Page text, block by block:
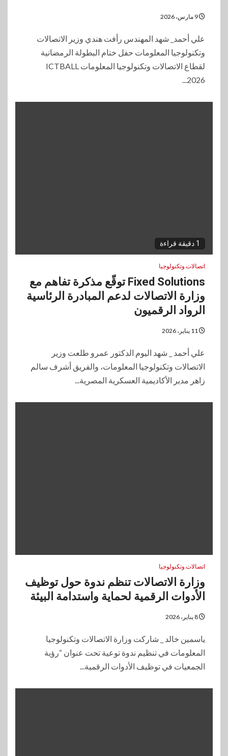
علي أحمد_ شهد المهندس رأفت هندي وزير الاتصالات
وتكنولوجيا المعلومات حفل ختام البطولة الرمضانية
لقطاع الاتصالات وتكنولوجيا المعلومات ICTBALL
2026...
1 دقيقة قراءة
اتصالات وتكنولوجيا
Fixed Solutions توقّع مذكرة تفاهم مع
وزارة الاتصالات لدعم المبادرة الرئاسية
الرواد الرقميون
علي أحمد _ شهد اليوم الدكتور عمرو طلعت وزير
الاتصالات وتكنولوجيا المعلومات، والفريق أشرف سالم
زاهر مدير الأكاديمية العسكرية المصرية...
اتصالات وتكنولوجيا
وزارة الاتصالات تنظم ندوة حول توظيف
الأدوات الرقمية لحماية واستدامة البيئة
ياسمين خالد _ شاركت وزارة الاتصالات وتكنولوجيا
المعلومات في تنظيم ندوة توعية تحت عنوان “رؤية
الجمعيات في توظيف الأدوات الرقمية...